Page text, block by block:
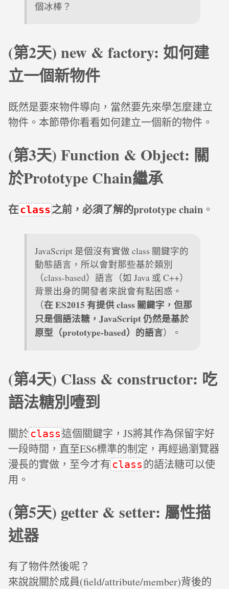
個冰棒？
(第2天) new & factory: 如何建
立一個新物件
既然是要來物件導向，當然要先來學怎麼建立
物件。本節帶你看看如何建立一個新的物件。
(第3天) Function & Object: 關
於Prototype Chain繼承
在class之前，必須了解的prototype chain 。
JavaScript 是個沒有實做 class 關鍵字的
動態語言，所以會對那些基於類別
（class-based）語言（如 Java 或 C++）
背景出身的開發者來說會有點困惑。
（在 ES2015 有提供 class 關鍵字，但那
只是個語法糖，JavaScript 仍然是基於
原型（prototype-based）的語言）。
(第4天) Class & constructor: 吃
語法糖別噎到
關於 class 這個關鍵字，JS將其作為保留字好
一段時間，直至ES6標準的制定，再經過瀏覽器
漫長的實做，至今才有 class 的語法糖可以使
用。
(第5天) getter & setter: 屬性描
述器
有了物件然後呢？
來說說關於成員(field/attribute/member)背後的